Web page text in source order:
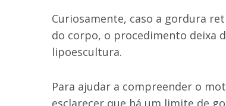
Curiosamente, caso a gordura
do corpo, o procedimento deixa
lipoescultura.
Para ajudar a compreender o
esclarecer que há um limite de